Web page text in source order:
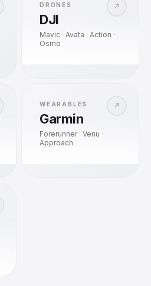
↗
DRONES
DJI
Mavic · Avata · Action ·
Osmo
↗
WEARABLES
Garmin
Forerunner · Venu ·
Approach